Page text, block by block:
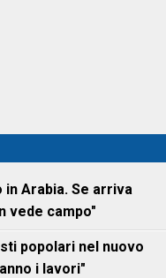
in Arabia. Se arriva
vede campo"
popolari nel nuovo
i lavori"